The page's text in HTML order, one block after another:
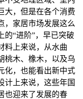
大，但是在各个消费
，家居市场发展这么
的“进阶”，早已突破
料上来说，从水曲
桃木、橡木，以及乌
化，也能看出新中式
计上来说，这些年国
也迎来了发展的春